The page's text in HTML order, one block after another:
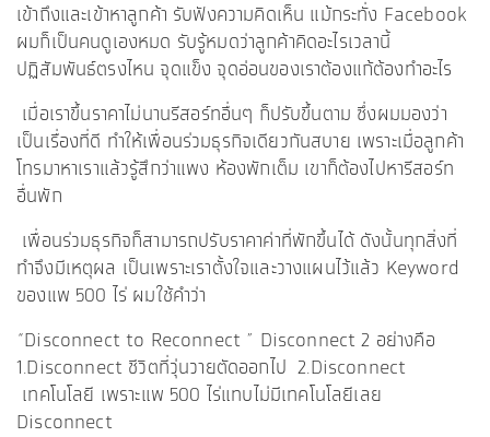
เข้าถึงและเข้าหาลูกค้า รับฟังความคิดเห็น แม้กระทั่ง Facebook
ผมก็เป็นคนดูเองหมด รับรู้หมดว่าลูกค้าคิดอะไรเวลานี้
ปฏิสัมพันธ์ตรงไหน จุดแข็ง จุดอ่อนของเราต้องแก้ต้องทำอะไร
เมื่อเราขึ้นราคาไม่นานรีสอร์ทอื่นๆ ก็ปรับขึ้นตาม ซึ่งผมมองว่า
เป็นเรื่องที่ดี ทำให้เพื่อนร่วมธุรกิจเดียวกันสบาย เพราะเมื่อลูกค้า
โทรมาหาเราแล้วรู้สึกว่าแพง ห้องพักเต็ม เขาก็ต้องไปหารีสอร์ท
อื่นพัก
เพื่อนร่วมธุรกิจก็สามารถปรับราคาค่าที่พักขึ้นได้ ดังนั้นทุกสิ่งที่
ทำจึงมีเหตุผล เป็นเพราะเราตั้งใจและวางแผนไว้แล้ว Keyword
ของแพ 500 ไร่ ผมใช้คำว่า
“Disconnect to Reconnect ” Disconnect 2 อย่างคือ
1.Disconnect ชีวิตที่วุ่นวายตัดออกไป 2.Disconnect
เทคโนโลยี เพราะแพ 500 ไร่แทบไม่มีเทคโนโลยีเลย
Disconnect